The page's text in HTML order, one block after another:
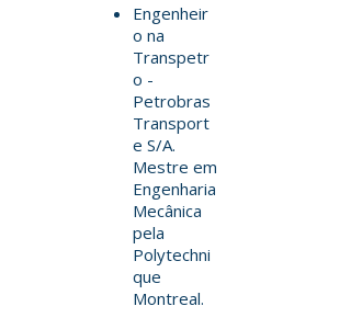
Engenheir
o na
Transpetr
o -
Petrobras
Transport
e S/A.
Mestre em
Engenharia
Mecânica
pela
Polytechni
que
Montreal.